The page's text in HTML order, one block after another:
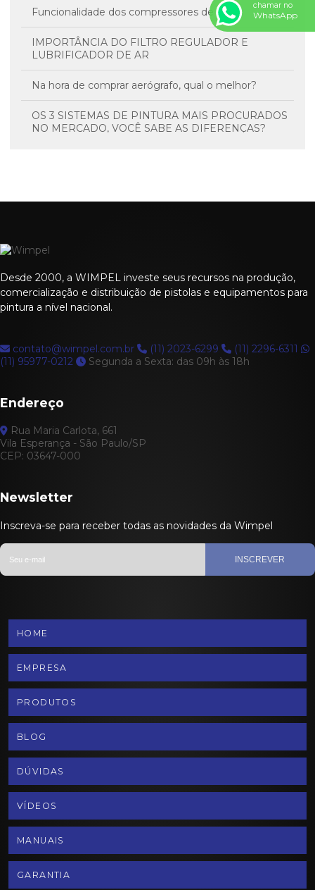
Funcionalidade dos compressores de ar
IMPORTÂNCIA DO FILTRO REGULADOR E
LUBRIFICADOR DE AR
Na hora de comprar aerógrafo, qual o melhor?
OS 3 SISTEMAS DE PINTURA MAIS PROCURADOS
NO MERCADO, VOCÊ SABE AS DIFERENÇAS?
Desde 2000, a WIMPEL investe seus recursos na produção,
comercialização e distribuição de pistolas e equipamentos para
pintura a nível nacional.
contato@wimpel.com.br (11) 2023-6299
(11) 2296-6311
(11) 95977-0212
Segunda a Sexta: das 09h às 18h
Endereço
Rua Maria Carlota, 661
Vila Esperança - São Paulo/SP
CEP: 03647-000
Newsletter
Inscreva-se para receber todas as novidades da Wimpel
INSCREVER
HOME
EMPRESA
PRODUTOS
BLOG
DÚVIDAS
VÍDEOS
MANUAIS
GARANTIA
chamar no
WhatsApp